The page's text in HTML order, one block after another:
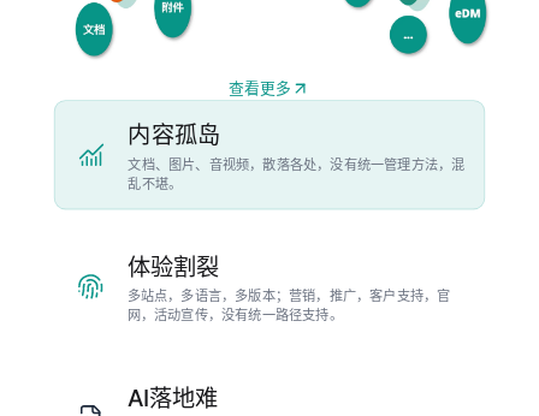
查看更多
内容孤岛
文档、图片、音视频，散落各处，没有统一管理方法，混
乱不堪。
体验割裂
多站点，多语言，多版本；营销，推广，客户支持，官
网，活动宣传，没有统一路径支持。
AI落地难